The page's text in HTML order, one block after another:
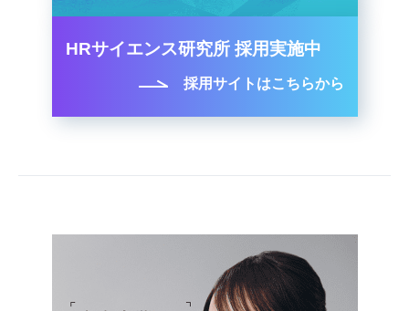
HRサイエンス研究所 採用実施中
採用サイトはこちらから